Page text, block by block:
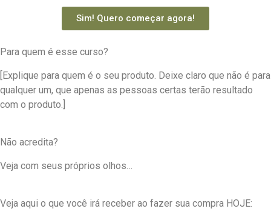
Sim! Quero começar agora!
Para quem é esse curso?
[Explique para quem é o seu produto. Deixe claro que não é para
qualquer um, que apenas as pessoas certas terão resultado
com o produto.]
Não acredita?
Veja com seus próprios olhos…
Veja aqui o que você irá receber ao fazer sua compra HOJE: